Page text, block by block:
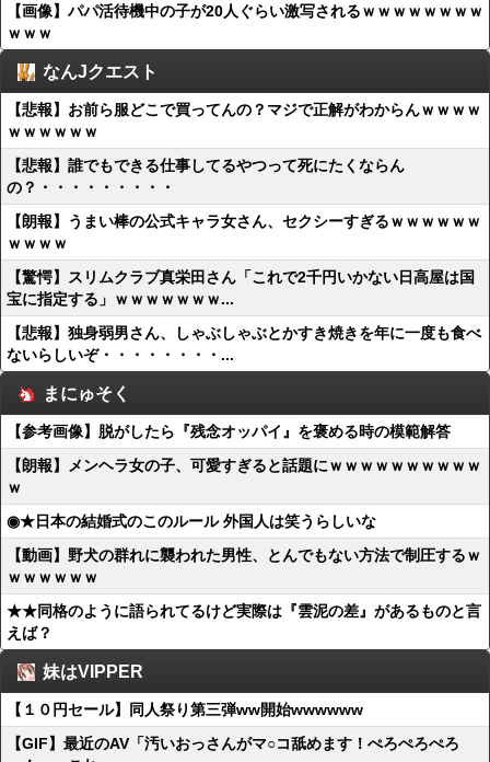
【画像】パパ活待機中の子が20人ぐらい激写されるｗｗｗｗｗｗｗｗ
ｗｗｗ
なんJクエスト
【悲報】お前ら服どこで買ってんの？マジで正解がわからんｗｗｗｗ
ｗｗｗｗｗｗ
【悲報】誰でもできる仕事してるやつって死にたくならん
の？・・・・・・・・・
【朗報】うまい棒の公式キャラ女さん、セクシーすぎるｗｗｗｗｗｗ
ｗｗｗｗ
【驚愕】スリムクラブ真栄田さん「これで2千円いかない日高屋は国
宝に指定する」ｗｗｗｗｗｗｗ...
【悲報】独身弱男さん、しゃぶしゃぶとかすき焼きを年に一度も食べ
ないらしいぞ・・・・・・・・...
まにゅそく
【参考画像】脱がしたら『残念オッパイ』を褒める時の模範解答
【朗報】メンヘラ女の子、可愛すぎると話題にｗｗｗｗｗｗｗｗｗｗ
ｗ
◉★日本の結婚式のこのルール 外国人は笑うらしいな
【動画】野犬の群れに襲われた男性、とんでもない方法で制圧するｗ
ｗｗｗｗｗｗ
★★同格のように語られてるけど実際は『雲泥の差』があるものと言
えば？
妹はVIPPER
【１０円セール】同人祭り第三弾ww開始wwwwww
【GIF】最近のAV「汚いおっさんがマ○コ舐めます！ぺろぺろぺろ